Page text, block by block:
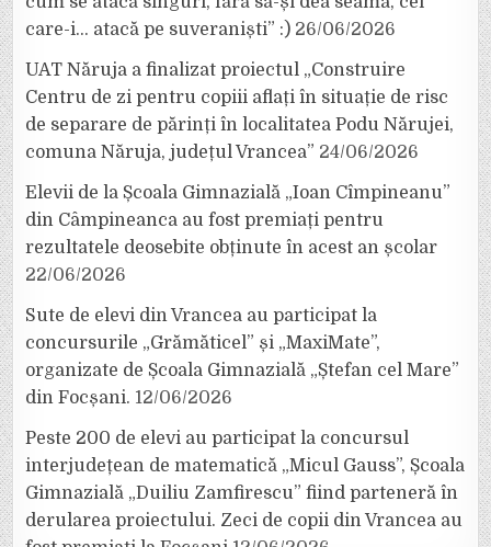
care-i… atacă pe suveraniști” :) 26/06/2026
UAT Năruja a finalizat proiectul „Construire
Centru de zi pentru copiii aflați în situație de risc
de separare de părinți în localitatea Podu Nărujei,
comuna Năruja, județul Vrancea” 24/06/2026
Elevii de la Școala Gimnazială „Ioan Cîmpineanu”
din Câmpineanca au fost premiați pentru
rezultatele deosebite obținute în acest an școlar
22/06/2026
Sute de elevi din Vrancea au participat la
concursurile „Grămăticel” și „MaxiMate”,
organizate de Școala Gimnazială „Ștefan cel Mare”
din Focșani. 12/06/2026
Peste 200 de elevi au participat la concursul
interjudețean de matematică „Micul Gauss”, Școala
Gimnazială „Duiliu Zamfirescu” fiind parteneră în
derularea proiectului. Zeci de copii din Vrancea au